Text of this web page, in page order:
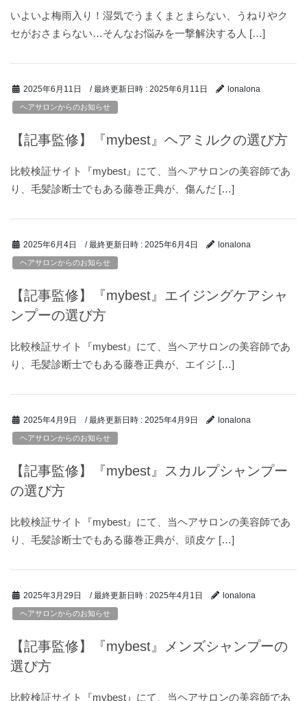
いよいよ梅雨入り！湿気でうまくまとまらない、うねりやク
セがおさまらない…そんなお悩みを一撃解決する人 […]
2025年6月11日 / 最終更新日時 : 2025年6月11日 lonalona
ヘアサロンからのお知らせ
【記事監修】『mybest』ヘアミルクの選び方
比較検証サイト『mybest』にて、当ヘアサロンの美容師であ
り、毛髪診断士でもある藤巻正典が、傷んだ […]
2025年6月4日 / 最終更新日時 : 2025年6月4日 lonalona
ヘアサロンからのお知らせ
【記事監修】『mybest』エイジングケアシャ
ンプーの選び方
比較検証サイト『mybest』にて、当ヘアサロンの美容師であ
り、毛髪診断士でもある藤巻正典が、エイジ […]
2025年4月9日 / 最終更新日時 : 2025年4月9日 lonalona
ヘアサロンからのお知らせ
【記事監修】『mybest』スカルプシャンプー
の選び方
比較検証サイト『mybest』にて、当ヘアサロンの美容師であ
り、毛髪診断士でもある藤巻正典が、頭皮ケ […]
2025年3月29日 / 最終更新日時 : 2025年4月1日 lonalona
ヘアサロンからのお知らせ
【記事監修】『mybest』メンズシャンプーの
選び方
比較検証サイト『mybest』にて、当ヘアサロンの美容師であ